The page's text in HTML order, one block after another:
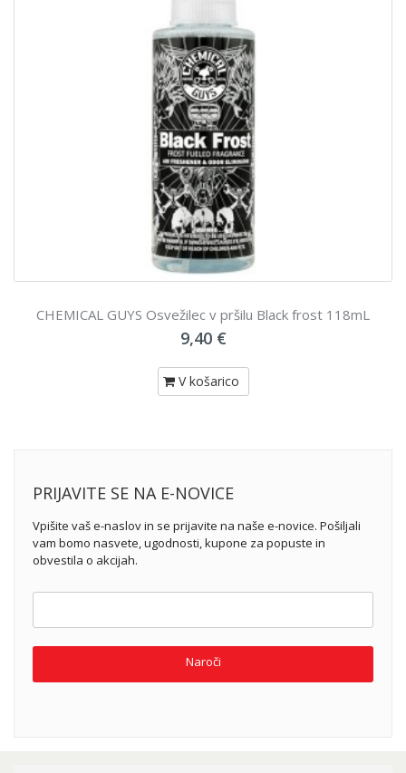
CHEMICAL GUYS Osvežilec v pršilu Black frost 118mL
9,40 €
V košarico
PRIJAVITE SE NA E-NOVICE
Vpišite vaš e-naslov in se prijavite na naše e-novice. Pošiljali
vam bomo nasvete, ugodnosti, kupone za popuste in
obvestila o akcijah.
Naroči